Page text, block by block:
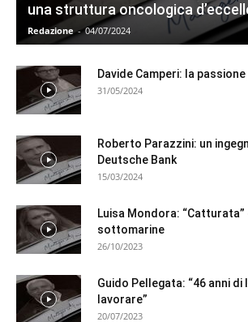
una struttura oncologica
Redazione - 04/07/2024
Davide Camperi: la
31/05/2024
Roberto Parazzini: un
Deutsche Bank
15/03/2024
Luisa Mondora:
sottomarine
26/10/2023
Guido Pellegata: “46 anni
lavorare”
20/07/2023